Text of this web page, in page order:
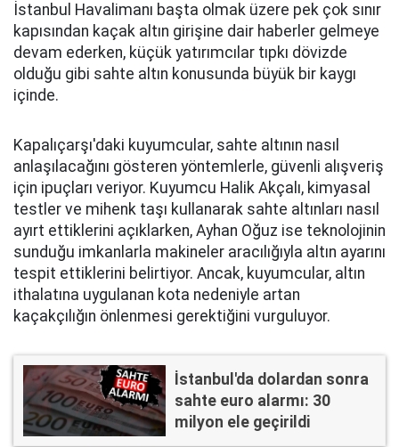
İstanbul Havalimanı başta olmak üzere pek çok sınır
kapısından kaçak altın girişine dair haberler gelmeye
devam ederken, küçük yatırımcılar tıpkı dövizde
olduğu gibi sahte altın konusunda büyük bir kaygı
içinde.
Kapalıçarşı'daki kuyumcular, sahte altının nasıl
anlaşılacağını gösteren yöntemlerle, güvenli alışveriş
için ipuçları veriyor. Kuyumcu Halik Akçalı, kimyasal
testler ve mihenk taşı kullanarak sahte altınları nasıl
ayırt ettiklerini açıklarken, Ayhan Oğuz ise teknolojinin
sunduğu imkanlarla makineler aracılığıyla altın ayarını
tespit ettiklerini belirtiyor. Ancak, kuyumcular, altın
ithalatına uygulanan kota nedeniyle artan
kaçakçılığın önlenmesi gerektiğini vurguluyor.
İstanbul'da dolardan sonra
sahte euro alarmı: 30
milyon ele geçirildi